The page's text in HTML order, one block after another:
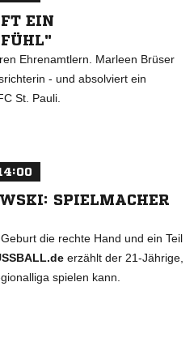
EIN
Ehrenamtlern. Marleen Brüser
- und absolviert ein
St. Pauli.
SPIELMACHER
die rechte Hand und ein Teil
erzählt der 21-Jährige,
spielen kann.